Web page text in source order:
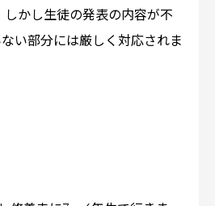
かし生徒の発表の内容が不
い部分には厳しく対応されま